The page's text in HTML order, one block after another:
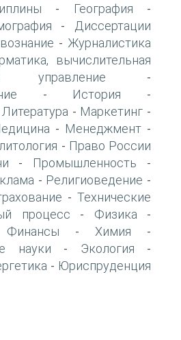
- География -
-
Диссертации
- Журналистика
вычислительная
-
- История -
Литература - Маркетинг -
- Менеджмент -
- Право России
- Промышленность -
- Религиоведение -
- Технические
процесс - Физика -
Финансы - Химия -
науки - Экология -
- Юриспруденция